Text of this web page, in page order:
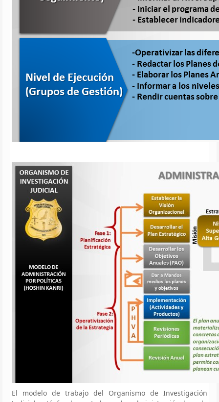
El modelo de trabajo del Organismo de Investigación